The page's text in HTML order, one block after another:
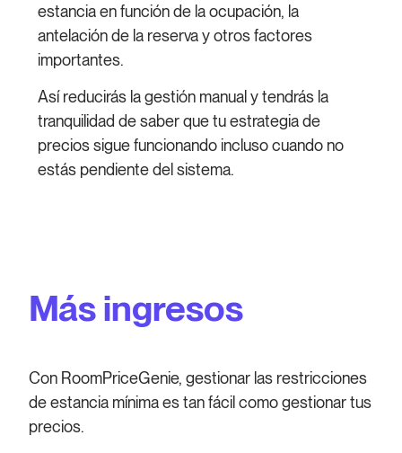
estancia en función de la ocupación, la
antelación de la reserva y otros factores
importantes.
Así reducirás la gestión manual y tendrás la
tranquilidad de saber que tu estrategia de
precios sigue funcionando incluso cuando no
estás pendiente del sistema.
Más ingresos
Con RoomPriceGenie, gestionar las restricciones
de estancia mínima es tan fácil como gestionar tus
precios.